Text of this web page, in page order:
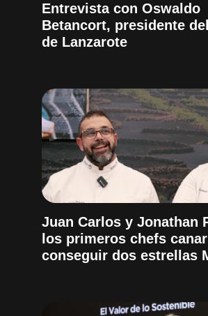
Entrevista con Oswaldo
Betancort, presidente
de Lanzarote
Juan Carlos y Jonathan
los primeros chefs
conseguir dos estrellas